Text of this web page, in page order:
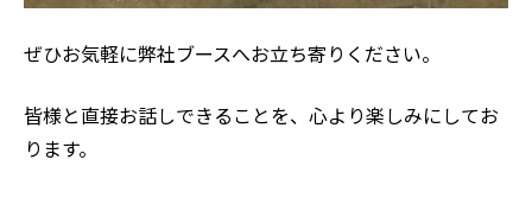
ぜひお気軽に弊社ブースへお立ち寄りください。
皆様と直接お話しできることを、心より楽しみにしてお
ります。